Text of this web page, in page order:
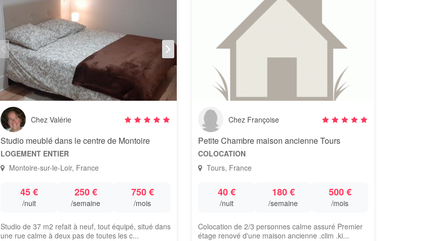
Chez Valérie
Studio meublé dans le centre de Montoire
LOGEMENT ENTIER
Montoire-sur-le-Loir, France
45 €
/nuit
250 €
/semaine
750 €
/mois
Studio de 37 m2 refait à neuf, tout équipé, situé dans
une rue calme à deux pas de toutes les c...
Chez Françoise
Petite Chambre maison ancienne Tours
COLOCATION
Tours, France
40 €
/nuit
180 €
/semaine
500 €
/mois
Colocation de 2/3 personnes calme assuré Premier
étage renové d'une maison ancienne .clim .ki...